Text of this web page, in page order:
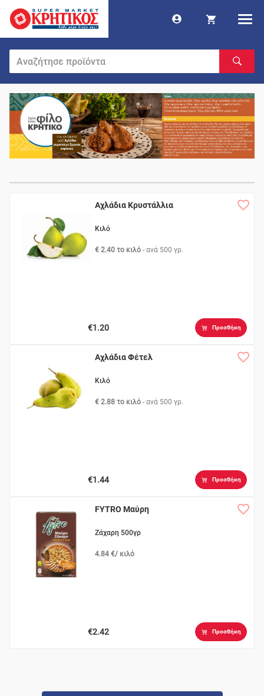
Αχλάδια Κρυστάλλια
Κιλό
€ 2.40 το κιλό - ανά 500 γρ.
€1.20 Προσθήκη
Αχλάδια Φέτελ
Κιλό
€ 2.88 το κιλό - ανά 500 γρ.
€1.44 Προσθήκη
FYTRO Μαύρη
Ζάχαρη 500γρ
4.84 €/ κιλό
€2.42 Προσθήκη